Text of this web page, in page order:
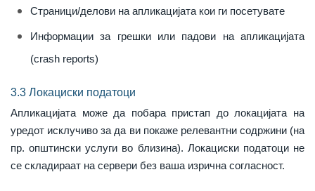
Страници/делови на апликацијата кои ги посетувате
Информации за грешки или падови на апликацијата
(crash reports)
3.3 Локациски податоци
Апликацијата може да побара пристап до локацијата на
уредот исклучиво за да ви покаже релевантни содржини (на
пр. општински услуги во близина). Локациски податоци не
се складираат на сервери без ваша изрична согласност.